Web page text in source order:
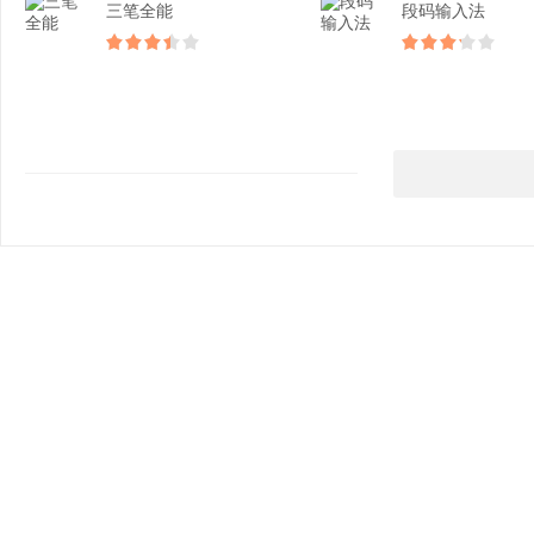
三笔全能 段码输入法